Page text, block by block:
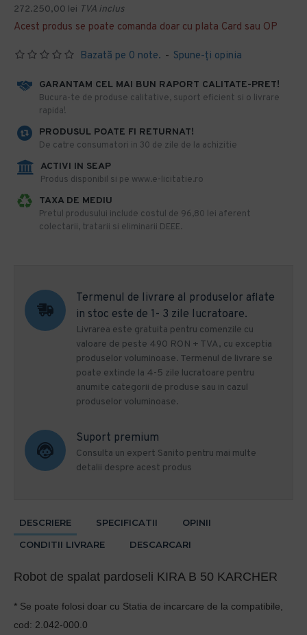
Bazată pe 0 note. - Spune-ţi opinia
272.250,00 lei TVA inclus
Acest produs se poate comanda doar cu plata Card sau OP
GARANTAM CEL MAI BUN RAPORT CALITATE-PRET!
​Bucura-te de produse calitative, suport eficient si o livrare
rapida!
PRODUSUL POATE FI RETURNAT!
De catre consumatori in 30 de zile de la achizitie
ACTIVI IN SEAP
Produs disponibil si pe www.e-licitatie.ro
TAXA DE MEDIU
Pretul produsului include costul de 96,80 lei aferent
colectarii, tratarii si eliminarii DEEE.
Termenul de livrare al produselor aflate
in stoc este de 1- 3 zile lucratoare.
Livrarea este gratuita pentru comenzile cu
valoare de peste 490 RON + TVA, cu exceptia
produselor voluminoase. Termenul de livrare se
poate extinde la 4-5 zile lucratoare pentru
anumite categorii de produse sau in cazul
produselor voluminoase.
Suport premium
Consulta un expert Sanito pentru mai multe
detalii despre acest produs
DESCRIERE SPECIFICATII
OPINII
CONDITII LIVRARE
DESCARCARI
Robot de spalat pardoseli KIRA B 50 KARCHER
* Se poate folosi doar cu Statia de incarcare de la compatibile,
cod: 2.042-000.0